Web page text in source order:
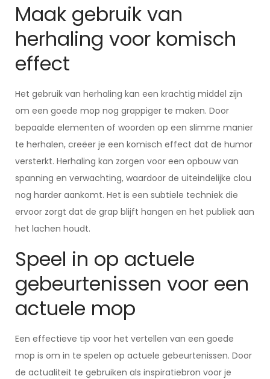
Maak gebruik van
herhaling voor komisch
effect
Het gebruik van herhaling kan een krachtig middel zijn
om een goede mop nog grappiger te maken. Door
bepaalde elementen of woorden op een slimme manier
te herhalen, creëer je een komisch effect dat de humor
versterkt. Herhaling kan zorgen voor een opbouw van
spanning en verwachting, waardoor de uiteindelijke clou
nog harder aankomt. Het is een subtiele techniek die
ervoor zorgt dat de grap blijft hangen en het publiek aan
het lachen houdt.
Speel in op actuele
gebeurtenissen voor een
actuele mop
Een effectieve tip voor het vertellen van een goede
mop is om in te spelen op actuele gebeurtenissen. Door
de actualiteit te gebruiken als inspiratiebron voor je